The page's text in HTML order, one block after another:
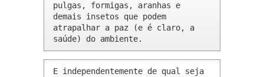
pulgas, formigas, aranhas e
demais insetos que podem
atrapalhar a paz (e é claro, a
saúde) do ambiente.
E independentemente de qual seja